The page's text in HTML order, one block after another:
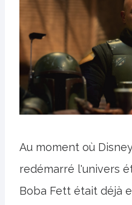
Au moment où
redémarré l'univers
Boba Fett était déjà